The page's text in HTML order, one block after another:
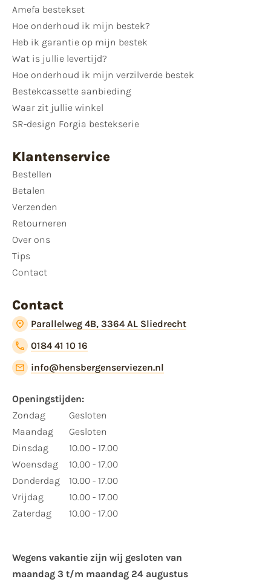
Amefa bestekset
Hoe onderhoud ik mijn bestek?
Heb ik garantie op mijn bestek
Wat is jullie levertijd?
Hoe onderhoud ik mijn verzilverde bestek
Bestekcassette aanbieding
Waar zit jullie winkel
SR-design Forgia bestekserie
Klantenservice
Bestellen
Betalen
Verzenden
Retourneren
Over ons
Tips
Contact
Contact
Parallelweg 4B, 3364 AL Sliedrecht
0184 41 10 16
info@hensbergenserviezen.nl
Openingstijden:
Zondag
Maandag
Dinsdag
Woensdag
Donderdag
Vrijdag
Zaterdag
Gesloten
Gesloten
10.00 - 17.00
10.00 - 17.00
10.00 - 17.00
10.00 - 17.00
10.00 - 17.00
Wegens vakantie zijn wij gesloten van ​
maandag 3 t/m maandag 24 augustus